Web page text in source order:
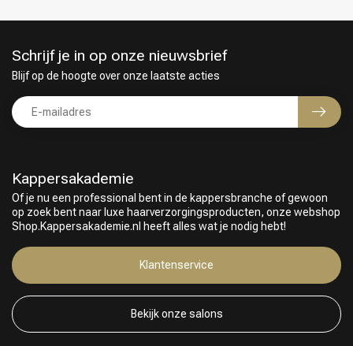
Keuze van onze Kappers
Kappersakademie
Of je nu een professional bent in de kappersbranche of gewoon
op zoek bent naar luxe haarverzorgingsproducten, onze webshop
Shop.Kappersakademie.nl heeft alles wat je nodig hebt!
Klantenservice
Bekijk onze salons
Schrijf je in op onze nieuwsbrief
Blijf op de hoogte over onze laatste acties